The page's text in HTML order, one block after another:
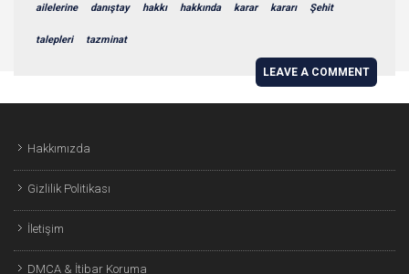
ailelerine danıştay hakkı hakkında karar kararı Şehit
talepleri tazminat
LEAVE A COMMENT
Hakkımızda
Gizlilik Politikası
İletişim
DMCA & İtibar Koruma